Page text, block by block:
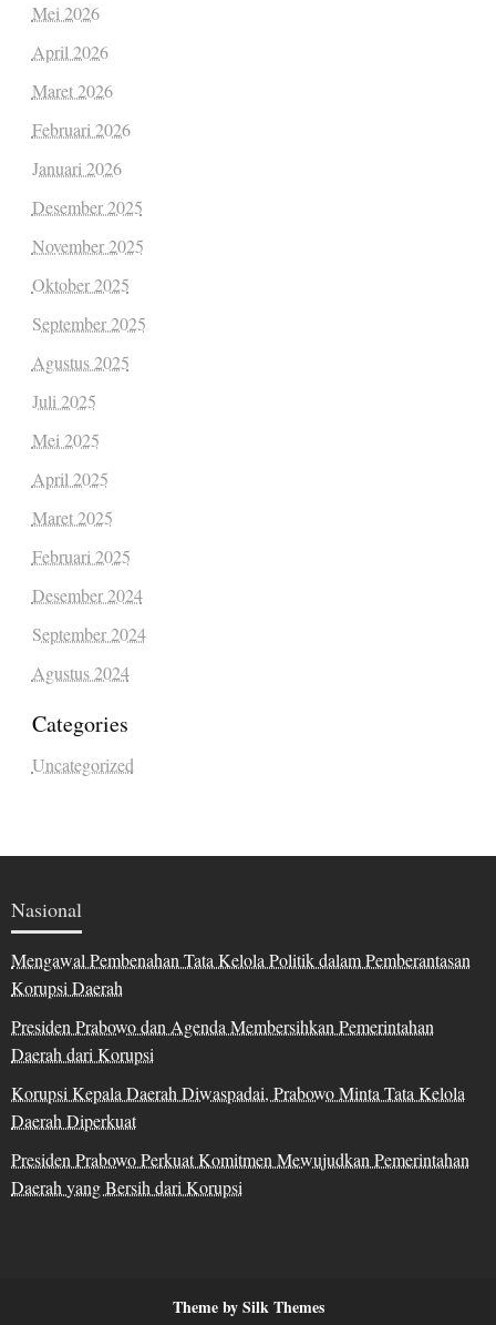
Mei 2026
April 2026
Maret 2026
Februari 2026
Januari 2026
Desember 2025
November 2025
Oktober 2025
September 2025
Agustus 2025
Juli 2025
Mei 2025
April 2025
Maret 2025
Februari 2025
Desember 2024
September 2024
Agustus 2024
Categories
Uncategorized
Nasional
Mengawal Pembenahan Tata Kelola Politik dalam Pemberantasan
Korupsi Daerah
Presiden Prabowo dan Agenda Membersihkan Pemerintahan
Daerah dari Korupsi
Korupsi Kepala Daerah Diwaspadai, Prabowo Minta Tata Kelola
Daerah Diperkuat
Presiden Prabowo Perkuat Komitmen Mewujudkan Pemerintahan
Daerah yang Bersih dari Korupsi
Theme by Silk Themes